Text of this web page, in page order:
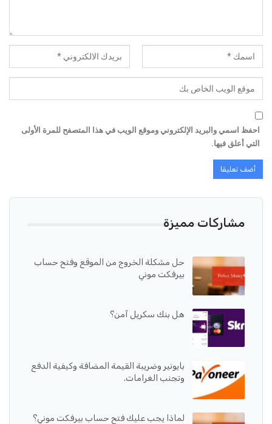
احفظ اسمي والبريد الإلكتروني وموقع الويب في هذا المتصفح للمرة الأولى
التي أعلق فيها.
مشاركات مميزة
حل مشكلة الخروج من الموقع وفتح حساب
بيرفكت موني
هل بنك سكريل آمن؟
بايونير وضريبة القيمة المضافة وكيفية الدفع
وتجنب الغرامات.
لماذا يجب عليك فتح حساب بيرفكت موني؟